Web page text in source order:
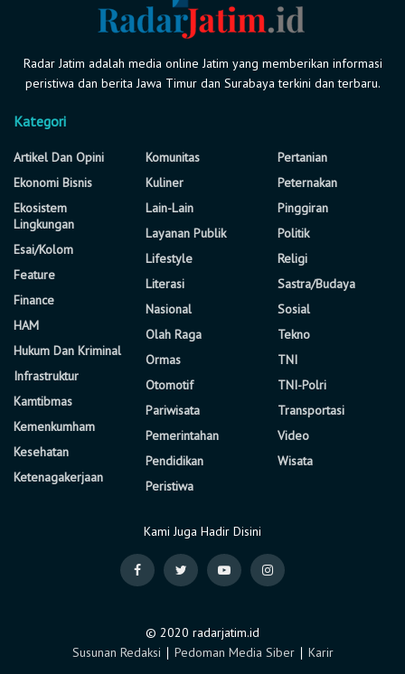
Radar Jatim adalah media online Jatim yang memberikan informasi
peristiwa dan berita Jawa Timur dan Surabaya terkini dan terbaru.
Kategori
Artikel Dan Opini
Ekonomi Bisnis
Ekosistem
Lingkungan
Esai/Kolom
Feature
Finance
HAM
Hukum Dan Kriminal
Infrastruktur
Kamtibmas
Kemenkumham
Kesehatan
Ketenagakerjaan
Komunitas
Kuliner
Lain-Lain
Layanan Publik
Lifestyle
Literasi
Nasional
Olah Raga
Ormas
Otomotif
Pariwisata
Pemerintahan
Pendidikan
Peristiwa
Pertanian
Peternakan
Pinggiran
Politik
Religi
Sastra/Budaya
Sosial
Tekno
TNI
TNI-Polri
Transportasi
Video
Wisata
Kami Juga Hadir Disini
© 2020 radarjatim.id
Susunan Redaksi ∣ Pedoman Media Siber∣ Karir